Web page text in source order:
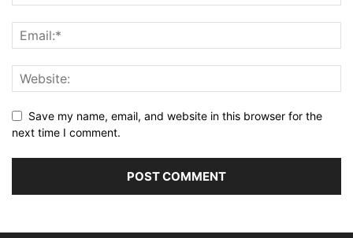
Save my name, email, and website in this browser for the
next time I comment.